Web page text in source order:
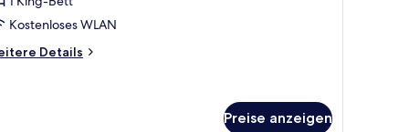
Kostenloses WLAN
Details
Preise anzeigen